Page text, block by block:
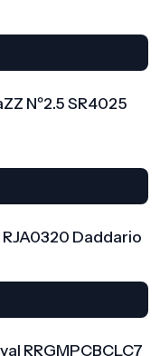
Nº2.5 SR4025
Daddario
RRGMPCBCLC7